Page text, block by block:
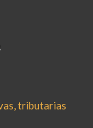
tributarias